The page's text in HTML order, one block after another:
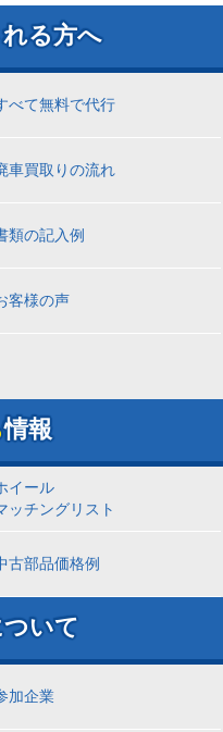
る方へ
べて無料で代行
車買取りの流れ
類の記入例
客様の声
情報
イール
ッチングリスト
古部品価格例
いて
加企業